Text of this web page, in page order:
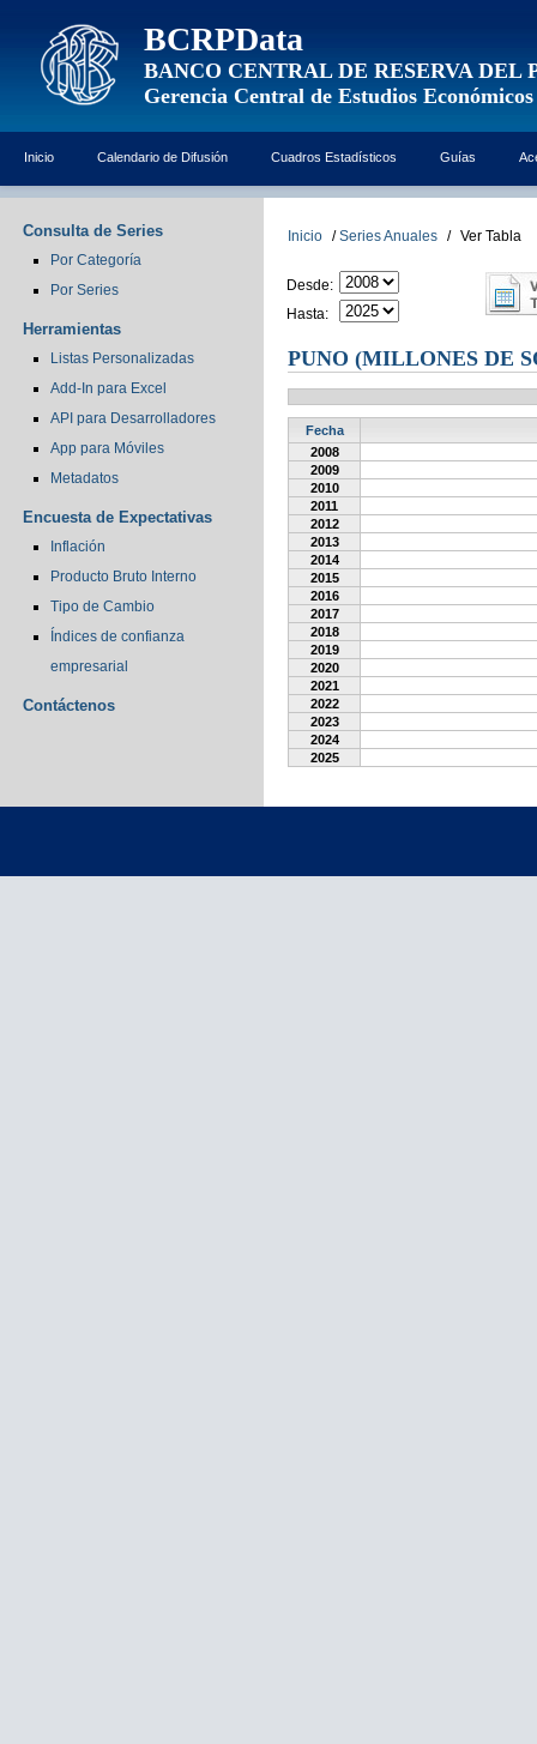
BCRPData
BANCO CENTRAL DE RESERVA DEL
Gerencia Central de Estudios Económicos
Inicio Calendario de Difusión Cuadros Estadísticos Guías
Consulta de Series
Por Categoría
Por Series
Herramientas
Listas Personalizadas
Add-In para Excel
API para Desarrolladores
App para Móviles
Metadatos
Encuesta de Expectativas
Inflación
Producto Bruto Interno
Tipo de Cambio
Índices de confianza
empresarial
Contáctenos
Inicio / Series Anuales / Ver Tabla
Desde:
Hasta:
PUNO (MILLONES DE
Fecha
2008
2009
2010
2011
2012
2013
2014
2015
2016
2017
2018
2019
2020
2021
2022
2023
2024
2025